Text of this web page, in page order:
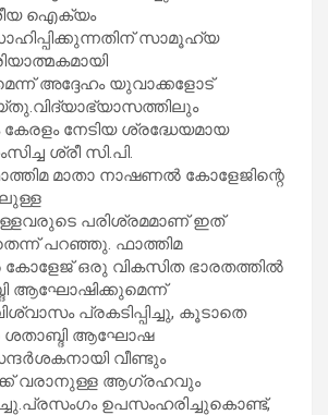
ഐക്യം
സാമൂഹ്യ
അദ്ദേഹം യുവാക്കളോട്
നേടിയ ശ്രദ്ധേയമായ
ശ്രീ സി.പി.
മാതാ നാഷണൽ കോളേജിന്റെ
പരിശ്രമമാണ് ഇത്
പറഞ്ഞു. ഫാത്തിമ
ഒരു വികസിത ഭാരതത്തിൽ
ആഘോഷിക്കുമെന്ന്
പ്രകടിപ്പിച്ചു, കൂടാതെ
ശതാബ്ദി ആഘോഷ
വീണ്ടും
വരാനുള്ള ആഗ്രഹവും
ഉപസംഹരിച്ചുകൊണ്ട്,